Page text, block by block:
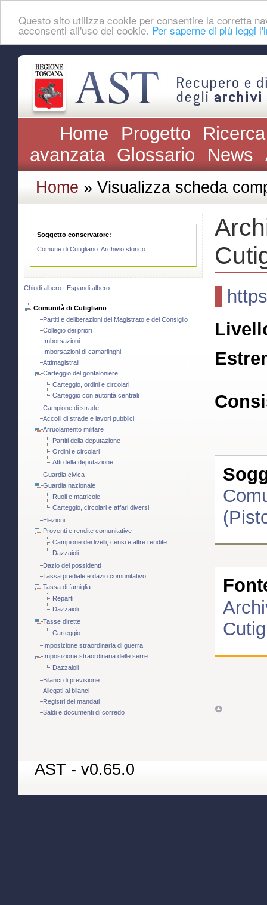
Questo sito utilizza cookie per consentire la corretta
acconsenti all'uso dei cookie. Per saperne di più leggi
Home Progetto
avanzata Glossario News
Home » Visualizza scheda
Soggetto conservatore:
Comune di Cutigliano. Archivio storico
Chiudi albero Espandi albero
Comunità di Cutigliano
Partiti e deliberazioni del Magistrato e del Consiglio
Collegio dei priori
Imborsazioni
Imborsazioni di camarlinghi
Attimagistrali
Carteggio del gonfaloniere
Carteggio, ordini e circolari
Carteggio con autorità centrali
Campione di strade
Accolli di strade e lavori pubblici
Arruolamento militare
Partiti della deputazione
Ordini e circolari
Atti della deputazione
Guardia civica
Guardia nazionale
Ruoli e matricole
Carteggio, circolari e affari diversi
Elezioni
Proventi e rendite comunitative
Campione dei livelli, censi e altre rendite
Dazzaioli
Dazio dei possidenti
Tassa prediale e dazio comunitativo
Tassa di famiglia
Reparti
Dazzaioli
Tasse dirette
Carteggio
Imposizione straordinaria di guerra
Imposizione straordinaria delle serre
Dazzaioli
Bilanci di previsione
Allegati ai bilanci
Registri dei mandati
Saldi e documenti di corredo
AST - v0.65.0